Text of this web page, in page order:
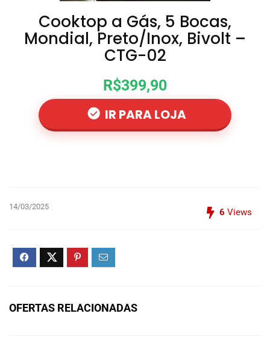
Cooktop a Gás, 5 Bocas,
Mondial, Preto/Inox, Bivolt –
CTG-02
R$399,90
IR PARA LOJA
14/03/2025
6 Views
OFERTAS RELACIONADAS